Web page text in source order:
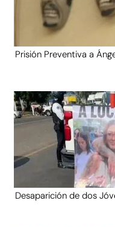
Prisión Preventiva a
Desaparición de dos